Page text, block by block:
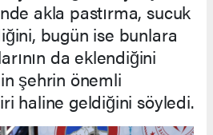
akla pastırma, sucuk
bugün ise bunlara
da eklendiğini
şehrin önemli
haline geldiğini söyledi.